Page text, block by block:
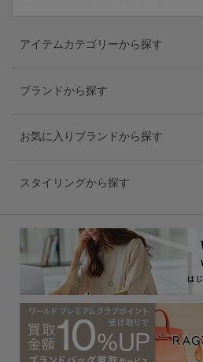
アイテムカテゴリーから探す
ブランドから探す
お気に入りブランドから探す
スタイリングから探す